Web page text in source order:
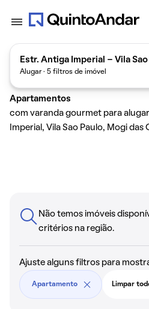
Estr. Antiga Imperial - Vila
Alugar · 5 filtros de imóvel
Apartamentos
com varanda gourmet para
Imperial, Vila Sao Paulo, Mogi das
Não temos imóveis
critérios na região.
Ajuste alguns filtros para
Apartamento Limpar